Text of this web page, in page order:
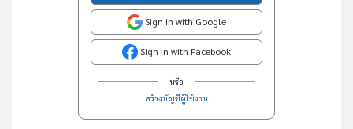
Sign in with Google
Sign in with Facebook
หรือ
สร้างบัญชีผู้ใช้งาน